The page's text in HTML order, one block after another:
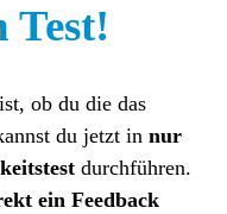
Test!
ob du die das
du jetzt in nur
durchführen.
ein Feedback